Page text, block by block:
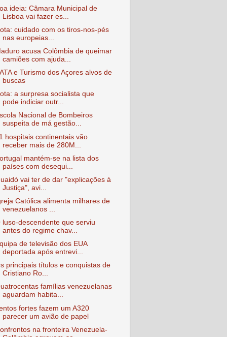
ideia: Câmara Municipal de
Lisboa vai fazer es...
cuidado com os tiros-nos-pés
nas europeias...
acusa Colômbia de queimar
camiões com ajuda...
e Turismo dos Açores alvos de
buscas
a surpresa socialista que
pode indiciar outr...
Nacional de Bombeiros
suspeita de má gestão...
hospitais continentais vão
receber mais de 280M...
mantém-se na lista dos
países com desequi...
vai ter de dar "explicações à
Justiça", avi...
Católica alimenta milhares de
venezuelanos ...
luso-descendente que serviu
antes do regime chav...
de televisão dos EUA
deportada após entrevi...
principais títulos e conquistas de
Cristiano Ro...
famílias venezuelanas
aguardam habita...
fortes fazem um A320
parecer um avião de papel
na fronteira Venezuela-